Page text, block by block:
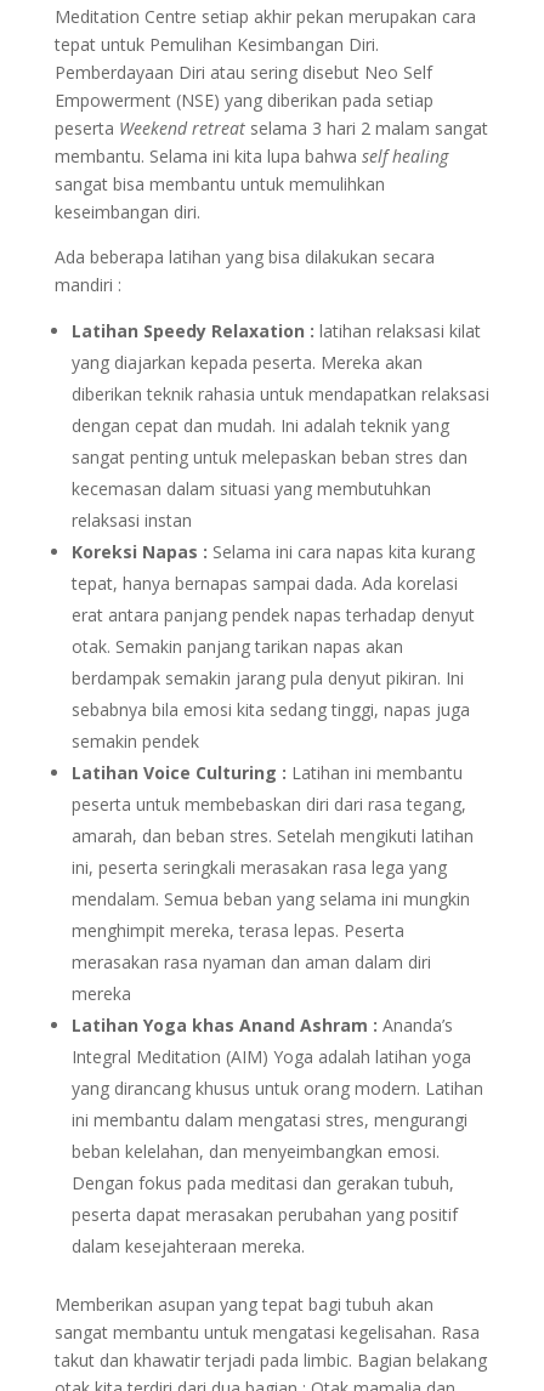
Meditation Centre setiap akhir pekan merupakan cara
tepat untuk Pemulihan Kesimbangan Diri.
Pemberdayaan Diri atau sering disebut Neo Self
Empowerment (NSE) yang diberikan pada setiap
peserta Weekend retreat selama 3 hari 2 malam sangat
membantu. Selama ini kita lupa bahwa self healing
sangat bisa membantu untuk memulihkan
keseimbangan diri.
Ada beberapa latihan yang bisa dilakukan secara
mandiri :
Latihan Speedy Relaxation : latihan relaksasi kilat
yang diajarkan kepada peserta. Mereka akan
diberikan teknik rahasia untuk mendapatkan relaksasi
dengan cepat dan mudah. Ini adalah teknik yang
sangat penting untuk melepaskan beban stres dan
kecemasan dalam situasi yang membutuhkan
relaksasi instan
Koreksi Napas : Selama ini cara napas kita kurang
tepat, hanya bernapas sampai dada. Ada korelasi
erat antara panjang pendek napas terhadap denyut
otak. Semakin panjang tarikan napas akan
berdampak semakin jarang pula denyut pikiran. Ini
sebabnya bila emosi kita sedang tinggi, napas juga
semakin pendek
Latihan Voice Culturing : Latihan ini membantu
peserta untuk membebaskan diri dari rasa tegang,
amarah, dan beban stres. Setelah mengikuti latihan
ini, peserta seringkali merasakan rasa lega yang
mendalam. Semua beban yang selama ini mungkin
menghimpit mereka, terasa lepas. Peserta
merasakan rasa nyaman dan aman dalam diri
mereka
Latihan Yoga khas Anand Ashram : Ananda’s
Integral Meditation (AIM) Yoga adalah latihan yoga
yang dirancang khusus untuk orang modern. Latihan
ini membantu dalam mengatasi stres, mengurangi
beban kelelahan, dan menyeimbangkan emosi.
Dengan fokus pada meditasi dan gerakan tubuh,
peserta dapat merasakan perubahan yang positif
dalam kesejahteraan mereka.
Memberikan asupan yang tepat bagi tubuh akan
sangat membantu untuk mengatasi kegelisahan. Rasa
takut dan khawatir terjadi pada limbic. Bagian belakang